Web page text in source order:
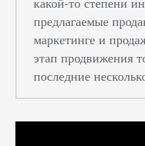
предлагаемые
маркетинге и
этап продвижения
последние